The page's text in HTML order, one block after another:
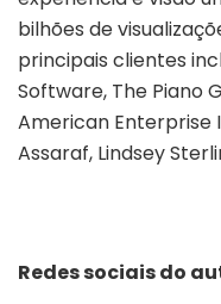
bilhões de
principais clientes
Software, The Piano
American Enterprise
Assaraf, Lindsey
Redes sociais do